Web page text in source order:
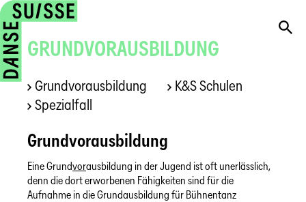
GRUNDVORAUSBILDUNG
Grundvorausbildung
K&S Schulen
Spezialfall
Grundvorausbildung
Eine Grundvorausbildung in der Jugend ist oft unerlässlich,
denn die dort erworbenen Fähigkeiten sind für die
Aufnahme in die Grundausbildung für Bühnentanz